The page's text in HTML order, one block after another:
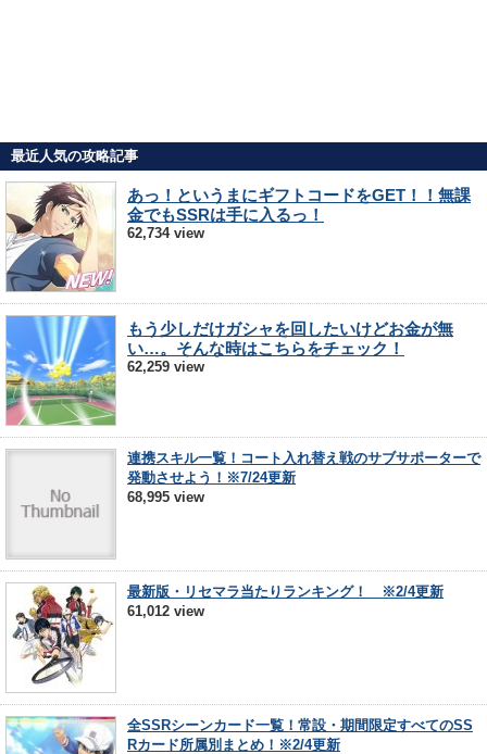
最近人気の攻略記事
あっ！というまにギフトコードをGET！！無課
金でもSSRは手に入るっ！
62,734 view
もう少しだけガシャを回したいけどお金が無
い…。そんな時はこちらをチェック！
62,259 view
連携スキル一覧！コート入れ替え戦のサブサポーターで
発動させよう！※7/24更新
68,995 view
最新版・リセマラ当たりランキング！ ※2/4更新
61,012 view
全SSRシーンカード一覧！常設・期間限定すべてのSS
Rカード所属別まとめ！※2/4更新